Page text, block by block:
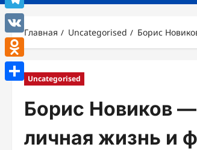
Главная Uncategorised Борис
Uncategorised
Борис Новиков
личная жизнь и
Telegram
VK
Odnoklassniki